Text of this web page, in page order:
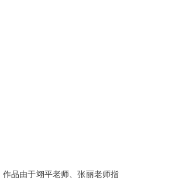
品由于翊平老师、张丽老师指